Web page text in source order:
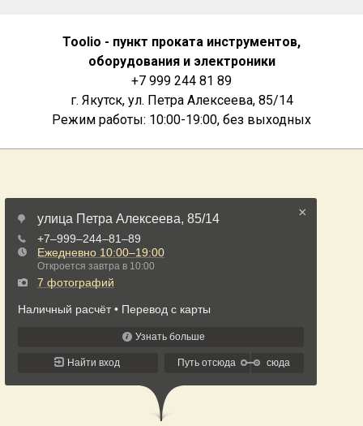
Toolio - пункт проката инструментов,
оборудования и электроники
+7 999 244 81 89
г. Якутск, ул. Петра Алексеева, 85/14
Режим работы: 10:00-19:00, без выходных